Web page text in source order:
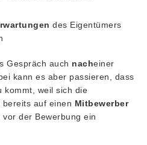
des Eigentümers
Gespräch auch nacheiner
kann es aber passieren, dass
kommt, weil sich die
bereits auf einen Mitbewerber
vor der Bewerbung ein